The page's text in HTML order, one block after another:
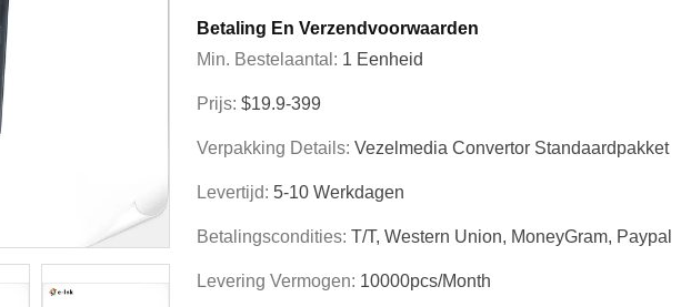
Betaling En Verzendvoorwaarden
Min. Bestelaantal: 1 Eenheid
Prijs: $19.9-399
Verpakking Details: Vezelmedia Convertor Standaardpakket
Levertijd: 5-10 Werkdagen
Betalingscondities: T/T, Western Union, MoneyGram, Paypal
Levering Vermogen: 10000pcs/Month